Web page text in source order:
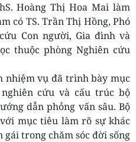
Hoàng Thị Hoa Mai làm
có TS. Trần Thị Hồng, Phó
Con người, Gia đình và
thuộc phòng Nghiên cứu
vụ đã trình bày mục
cứu và cấu trúc bộ
dẫn phỏng vấn sâu. Bộ
mục tiêu làm rõ sự khác
trong chăm sóc đời sống